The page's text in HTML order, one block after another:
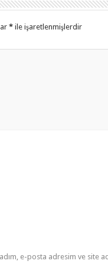
*ile işaretlenmişlerdir
e-posta adresim ve site